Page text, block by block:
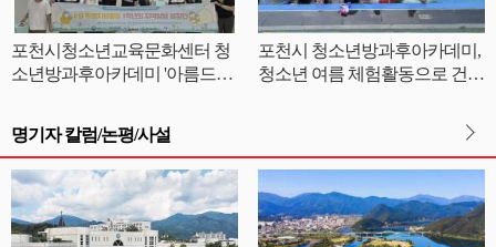
포천시청소년교육문화센터 청
소년방과후아카데미 '아름드리'
포천시 청소년방과후아카데미,
청소년 여름 체험활동으로 건강
명기자 칼럼/논평/사설